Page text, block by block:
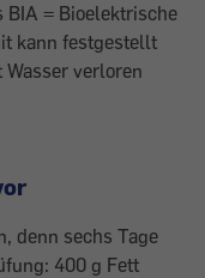
= Bio­elektrische
kann festgestellt
verloren
denn sechs Tage
400 g Fett